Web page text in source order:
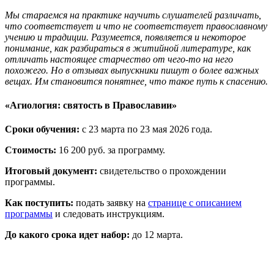
Мы стараемся на практике научить слушателей различать,
что соответствует и что не соответствует православному
учению и традиции. Разумеется, появляется и некоторое
понимание, как разбираться в житийной литературе, как
отличать настоящее старчество от чего-то на него
похожего. Но в отзывах выпускники пишут о более важных
вещах. Им становится понятнее, что такое путь к спасению.
«Агиология: святость в Православии»
Сроки обучения: с 23 марта по 23 мая 2026 года.
Стоимость: 16 200 руб. за программу.
Итоговый документ: свидетельство о прохождении
программы.
Как поступить: подать заявку на странице с описанием
программы и следовать инструкциям.
До какого срока идет набор: до 12 марта.